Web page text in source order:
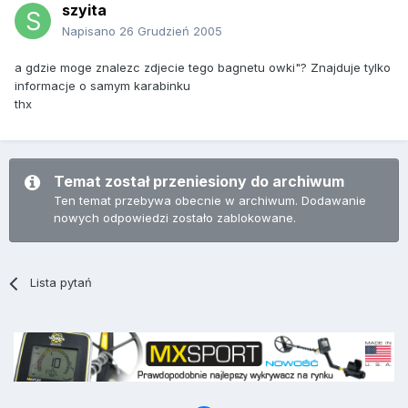
szyita
Napisano 26 Grudzień 2005
a gdzie moge znalezc zdjecie tego bagnetu owki"? Znajduje tylko
informacje o samym karabinku
thx
Temat został przeniesiony do archiwum
Ten temat przebywa obecnie w archiwum. Dodawanie
nowych odpowiedzi zostało zablokowane.
Lista pytań